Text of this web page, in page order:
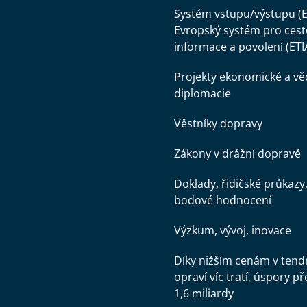
Systém vstupu/výstupu
Evropský systém pro
informace a povolení
Projekty ekonomické a
diplomacie
Věstníky dopravy
Zákony v drážní dopravě
Doklady, řidičské průkazy,
bodové hodnocení
Výzkum, vývoj, inovace
Díky nižším cenám v
opraví víc tratí, úspory
1,6 miliardy